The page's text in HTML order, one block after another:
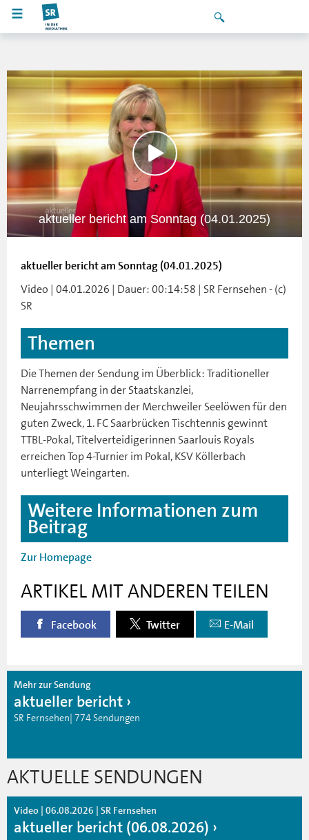
aktueller bericht am Sonntag (04.01.2025)
aktueller bericht am Sonntag (04.01.2025)
Video | 04.01.2026 | Dauer: 00:14:58 | SR Fernsehen - (c)
SR
Themen
Die Themen der Sendung im Überblick: Traditioneller
Narrenempfang in der Staatskanzlei,
Neujahrsschwimmen der Merchweiler Seelöwen für den
guten Zweck, 1. FC Saarbrücken Tischtennis gewinnt
TTBL-Pokal, Titelverteidigerinnen Saarlouis Royals
erreichen Top 4-Turnier im Pokal, KSV Köllerbach
unterliegt Weingarten.
Weitere Informationen zum
Beitrag
Zur Homepage
ARTIKEL MIT ANDEREN TEILEN
Facebook Twitter E-Mail
Mehr zur Sendung
aktueller bericht
SR Fernsehen| 774 Sendungen
AKTUELLE SENDUNGEN
Video | 06.08.2026 | SR Fernsehen
aktueller bericht (06.08.2026)